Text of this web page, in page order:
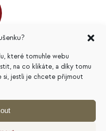
které tomuhle webu
na co klikáte, a díky tomu
si, jestli je chcete přijmout
vybrat
stránce
produktu
4
cesty
duše:
živly
v